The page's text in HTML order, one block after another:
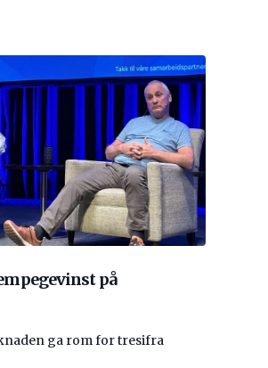
på
ga rom for tresifra